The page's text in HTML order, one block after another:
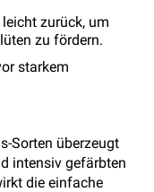
zurück, um
zu fördern.
starkem
Sorten überzeugt
intensiv gefärbten
die einfache